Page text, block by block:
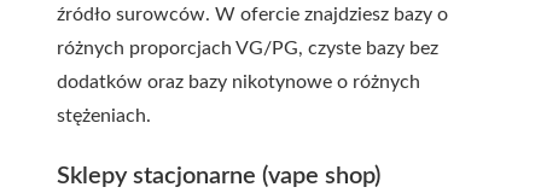
źródło surowców. W ofercie znajdziesz bazy o
różnych proporcjach VG/PG, czyste bazy bez
dodatków oraz bazy nikotynowe o różnych
stężeniach.
Sklepy stacjonarne (vape shop)